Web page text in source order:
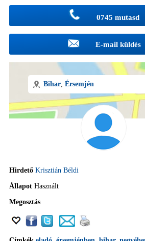
0745 mutasd
E-mail küldés
Bihar Érsemjén
Hirdető Krisztián Béldi
Állapot Használt
Megosztás